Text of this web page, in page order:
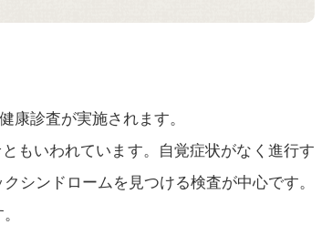
康診査が実施されます。
もいわれています。自覚症状がなく進行す
シンドロームを見つける検査が中心です。